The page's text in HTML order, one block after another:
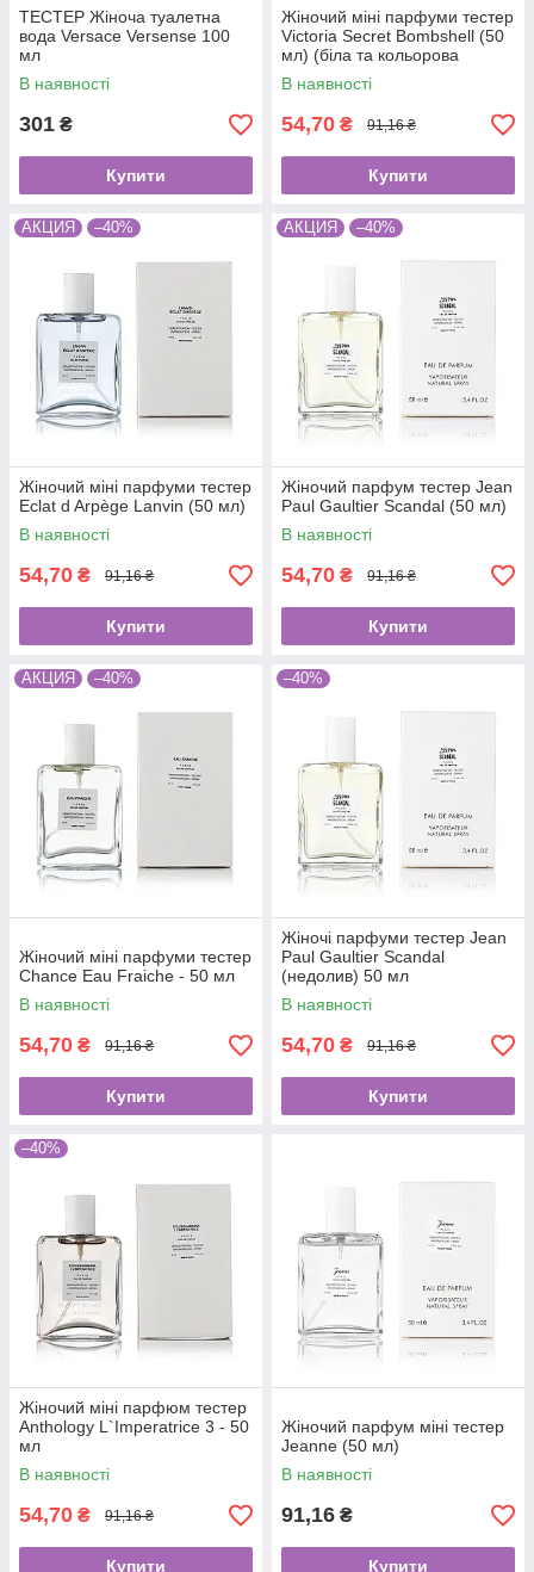
ТЕСТЕР Жіноча туалетна
вода Versace Versense 100
мл
В наявності
301 ₴
Купити
Жіночий міні парфуми тестер
Victoria Secret Bombshell (50
мл) (біла та кольорова
коробка)
В наявності
54,70 ₴ 91,16 ₴
Купити
АКЦИЯ –40%
Жіночий міні парфуми тестер
Eclat d Arpège Lanvin (50 мл)
В наявності
54,70 ₴ 91,16 ₴
Купити
АКЦИЯ –40%
Жіночий парфум тестер Jean
Paul Gaultier Scandal (50 мл)
В наявності
54,70 ₴ 91,16 ₴
Купити
АКЦИЯ –40%
Жіночий міні парфуми тестер
Chance Eau Fraiche - 50 мл
В наявності
54,70 ₴ 91,16 ₴
Купити
–40%
Жіночі парфуми тестер Jean
Paul Gaultier Scandal
(недолив) 50 мл
В наявності
54,70 ₴ 91,16 ₴
Купити
–40%
Жіночий міні парфюм тестер
Anthology L`Imperatrice 3 - 50
мл
В наявності
54,70 ₴ 91,16 ₴
Купити
Жіночий парфум міні тестер
Jeanne (50 мл)
В наявності
91,16 ₴
Купити